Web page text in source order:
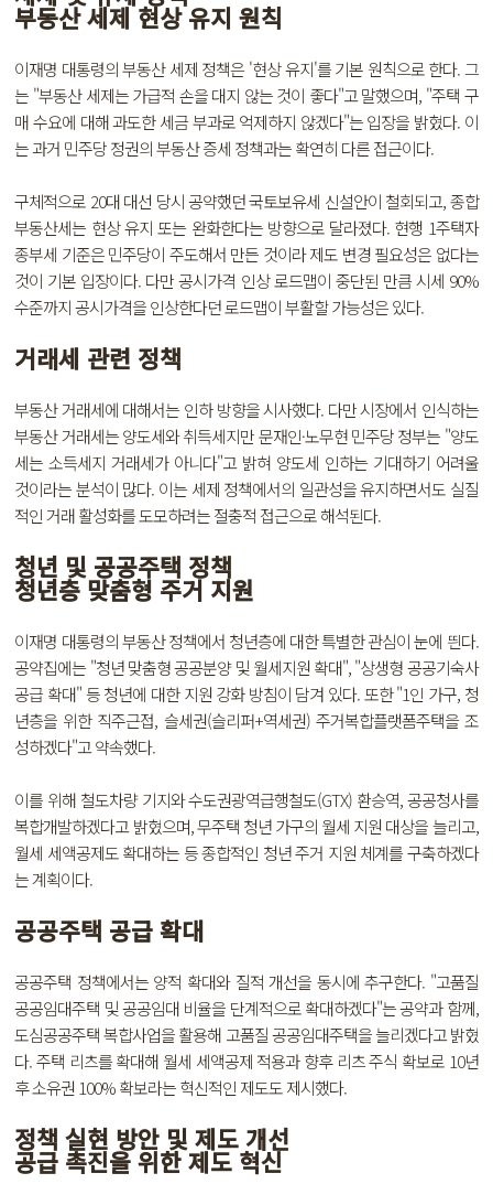
부동산 세제 현상 유지 원칙
이재명 대통령의 부동산 세제 정책은 '현상 유지'를 기본 원칙으로 한다. 그
는 "부동산 세제는 가급적 손을 대지 않는 것이 좋다"고 말했으며, "주택 구
매 수요에 대해 과도한 세금 부과로 억제하지 않겠다"는 입장을 밝혔다. 이
는 과거 민주당 정권의 부동산 증세 정책과는 확연히 다른 접근이다.
구체적으로 20대 대선 당시 공약했던 국토보유세 신설안이 철회되고, 종합
부동산세는 현상 유지 또는 완화한다는 방향으로 달라졌다. 현행 1주택자
종부세 기준은 민주당이 주도해서 만든 것이라 제도 변경 필요성은 없다는
것이 기본 입장이다. 다만 공시가격 인상 로드맵이 중단된 만큼 시세 90%
수준까지 공시가격을 인상한다던 로드맵이 부활할 가능성은 있다.
거래세 관련 정책
부동산 거래세에 대해서는 인하 방향을 시사했다. 다만 시장에서 인식하는
부동산 거래세는 양도세와 취득세지만 문재인·노무현 민주당 정부는 "양도
세는 소득세지 거래세가 아니다"고 밝혀 양도세 인하는 기대하기 어려울
것이라는 분석이 많다. 이는 세제 정책에서의 일관성을 유지하면서도 실질
적인 거래 활성화를 도모하려는 절충적 접근으로 해석된다.
청년 및 공공주택 정책
청년층 맞춤형 주거 지원
이재명 대통령의 부동산 정책에서 청년층에 대한 특별한 관심이 눈에 띈다.
공약집에는 "청년 맞춤형 공공분양 및 월세지원 확대", "상생형 공공기숙사
공급 확대" 등 청년에 대한 지원 강화 방침이 담겨 있다. 또한 "1인 가구, 청
년층을 위한 직주근접, 슬세권(슬리퍼+역세권) 주거복합플랫폼주택을 조
성하겠다"고 약속했다.
이를 위해 철도차량 기지와 수도권광역급행철도(GTX) 환승역, 공공청사를
복합개발하겠다고 밝혔으며, 무주택 청년 가구의 월세 지원 대상을 늘리고,
월세 세액공제도 확대하는 등 종합적인 청년 주거 지원 체계를 구축하겠다
는 계획이다.
공공주택 공급 확대
공공주택 정책에서는 양적 확대와 질적 개선을 동시에 추구한다. "고품질
공공임대주택 및 공공임대 비율을 단계적으로 확대하겠다"는 공약과 함께,
도심공공주택 복합사업을 활용해 고품질 공공임대주택을 늘리겠다고 밝혔
다. 주택 리츠를 확대해 월세 세액공제 적용과 향후 리츠 주식 확보로 10년
후 소유권 100% 확보라는 혁신적인 제도도 제시했다.
정책 실현 방안 및 제도 개선
공급 촉진을 위한 제도 혁신